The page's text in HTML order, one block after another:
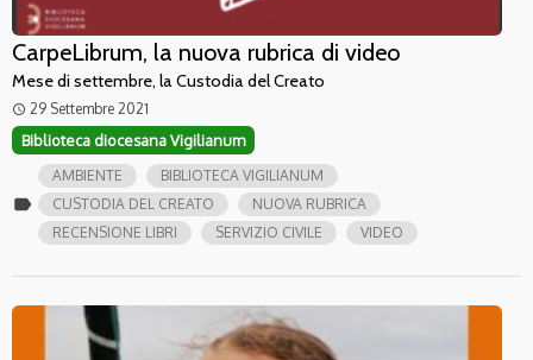
CarpeLibrum, la nuova rubrica di video
Mese di settembre, la Custodia del Creato
access_time 29 Settembre 2021
Biblioteca diocesana Vigilianum
label
AMBIENTE
BIBLIOTECA VIGILIANUM
CUSTODIA DEL CREATO
NUOVA RUBRICA
RECENSIONE LIBRI
SERVIZIO CIVILE VIDEO